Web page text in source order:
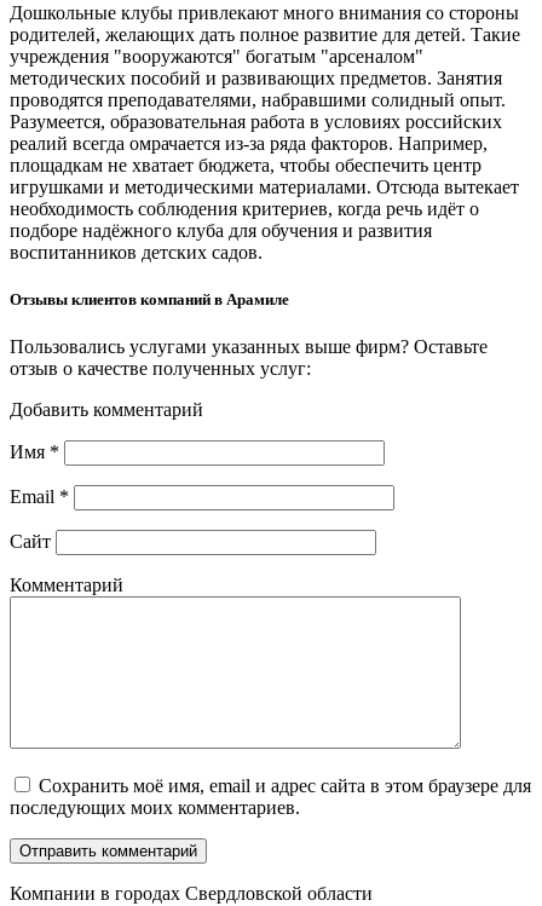
Дошкольные клубы привлекают много внимания со стороны
родителей, желающих дать полное развитие для детей. Такие
учреждения "вооружаются" богатым "арсеналом"
методических пособий и развивающих предметов. Занятия
проводятся преподавателями, набравшими солидный опыт.
Разумеется, образовательная работа в условиях российских
реалий всегда омрачается из-за ряда факторов. Например,
площадкам не хватает бюджета, чтобы обеспечить центр
игрушками и методическими материалами. Отсюда вытекает
необходимость соблюдения критериев, когда речь идёт о
подборе надёжного клуба для обучения и развития
воспитанников детских садов.
Отзывы клиентов компаний в Арамиле
Пользовались услугами указанных выше фирм? Оставьте
отзыв о качестве полученных услуг:
Добавить комментарий
Имя *
Email *
Сайт
Комментарий
Сохранить моё имя, email и адрес сайта в этом браузере для
последующих моих комментариев.
Компании в городах Свердловской области